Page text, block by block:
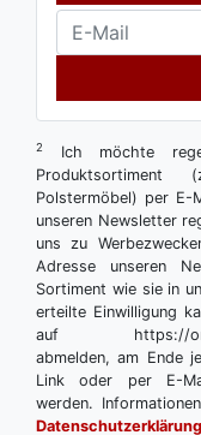
2
Ich möchte
Produktsortiment
Polstermöbel) per E-
unseren Newsletter
uns zu
Adresse unseren
Sortiment wie sie in
erteilte Einwilligung
auf https://online-
abmelden, am Ende
Link oder per E-
werden.
Datenschutzerklärung